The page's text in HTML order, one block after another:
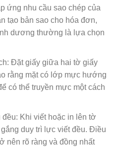
ứng nhu cầu sao chép của
tạo bản sao cho hóa đơn,
dương thường là lựa chọn
Đặt giấy giữa hai tờ giấy
rằng mặt có lớp mực hướng
có thể truyền mực một cách
Khi viết hoặc in lên tờ
duy trì lực viết đều. Điều
nên rõ ràng và đồng nhất